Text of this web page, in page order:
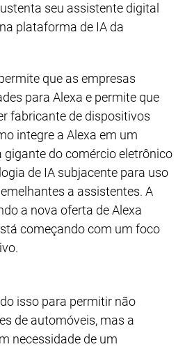
seu assistente digital
plataforma de IA da
que as empresas
para Alexa e permite que
fabricante de dispositivos
integre a Alexa em um
gigante do comércio eletrônico
de IA subjacente para uso
a assistentes. A
a nova oferta de Alexa
começando com um foco
isso para permitir não
de automóveis, mas a
necessidade de um